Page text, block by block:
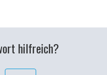
hilfreich?